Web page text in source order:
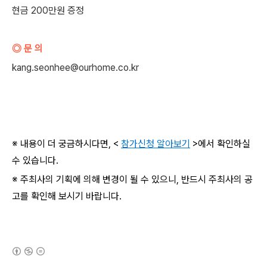
현금 200만원 증정
◎ 문 의
kang.seonhee@ourhome.co.kr
※ 내용이 더 궁금하시다면, < 참가신청 알아보기 >에서 확인하실
수 있습니다.
※ 주최사의 기획에 의해 변경이 될 수 있으니, 반드시 주최사의 공
고를 확인해 보시기 바랍니다.